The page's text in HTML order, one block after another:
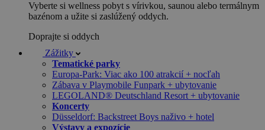
Vyberte si wellness pobyt s vírivkou, saunou alebo termálnym
bazénom a užite si zaslúžený oddych.
Doprajte si oddych
Zážitky
Tematické parky
Europa-Park: Viac ako 100 atrakcií + nocľah
Zábava v Playmobile Funpark + ubytovanie
LEGOLAND® Deutschland Resort + ubytovanie
Koncerty
Düsseldorf: Backstreet Boys naživo + hotel
Výstavy a expozície